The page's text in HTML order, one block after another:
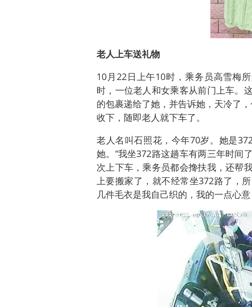
老人上车送礼物
10月22日上午10时，乘务员高雪梅
时，一位老人和女乘客从前门上车。
的包裹递给了她，并告诉她，天冷了
收下，随即老人就下车了。
老人名叫石照花，今年70岁。她是
她。“我坐372路这趟车有两三年时间
次上下车，乘务员都会搀扶我，还帮
上要搬家了，就不经常坐372路了，
几件毛衣是我自己织的，我的一点心